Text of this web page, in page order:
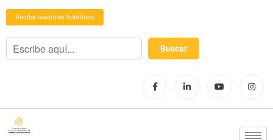
Recibe nuestros boletines